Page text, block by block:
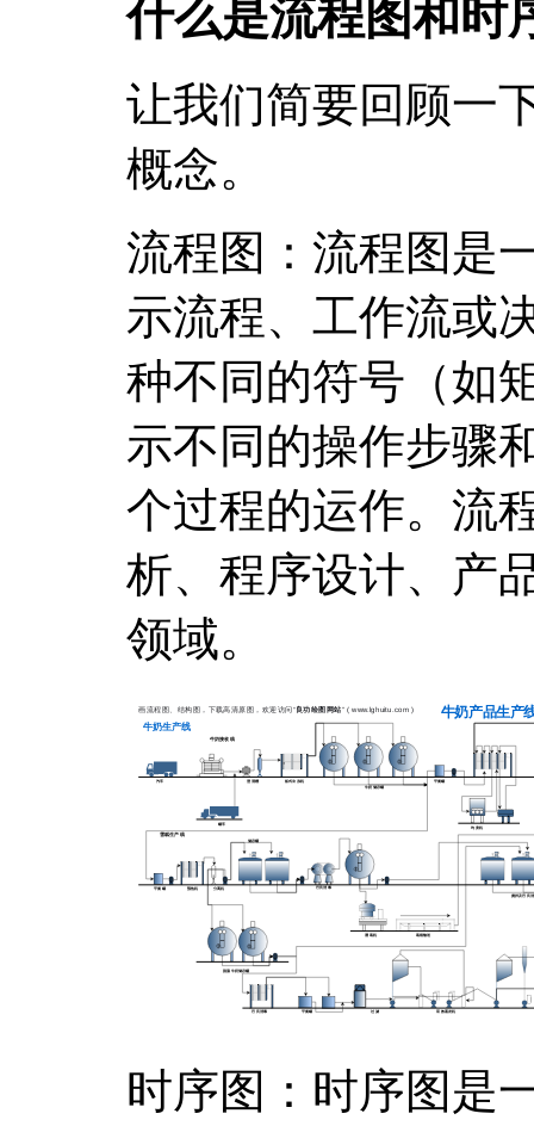
什么是流程图和时
让我们简要回顾一
概念。
流程图：流程图是
示流程、工作流或
种不同的符号（如
示不同的操作步骤
个过程的运作。流
析、程序设计、产
领域。
时序图：时序图是